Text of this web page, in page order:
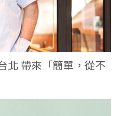
北 帶來「簡單，從不